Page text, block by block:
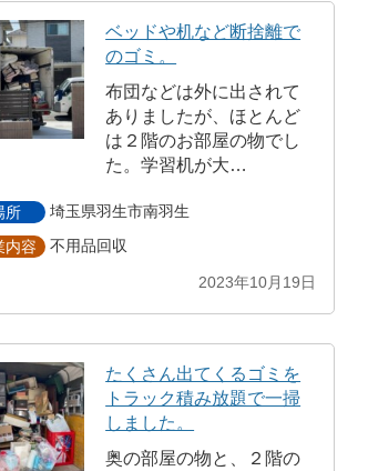
ベッドや机など断捨離で
のゴミ。
布団などは外に出されて
ありましたが、ほとんど
は２階のお部屋の物でし
た。学習机が大…
所 埼玉県羽生市南羽生
内容 不用品回収
2023年10月19日
たくさん出てくるゴミを
トラック積み放題で一掃
しました。
奥の部屋の物と、２階の